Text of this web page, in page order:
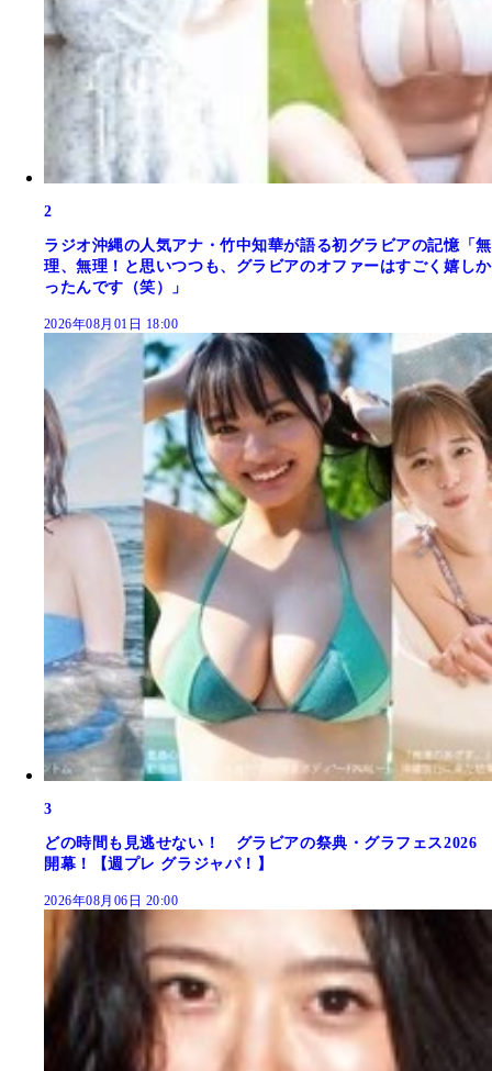
2
ラジオ沖縄の人気アナ・竹中知華が語る初グラビアの記憶「無
理、無理！と思いつつも、グラビアのオファーはすごく嬉しか
ったんです（笑）」
2026年08月01日 18:00
3
どの時間も見逃せない！ グラビアの祭典・グラフェス2026
開幕！【週プレ グラジャパ！】
2026年08月06日 20:00